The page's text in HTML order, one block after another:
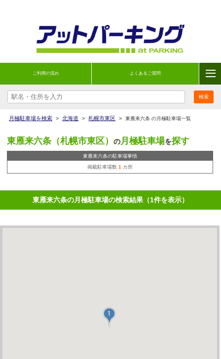
ご利用の流れ よくあるご質問
月極駐車場を検索 > 北海道 > 札幌市東区 > 東雁来六条 の月極駐車場一覧
東雁来六条（札幌市東区） の月極駐車場を探す
東雁来六条の駐車場事情
掲載駐車場数 1 カ所
東雁来六条の月極駐車場の検索結果（1件を表示）